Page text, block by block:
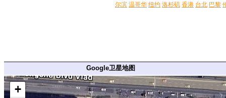
尔滨 温哥华 纽约 洛杉矶 香港 台北 巴黎
Google卫星地图
+